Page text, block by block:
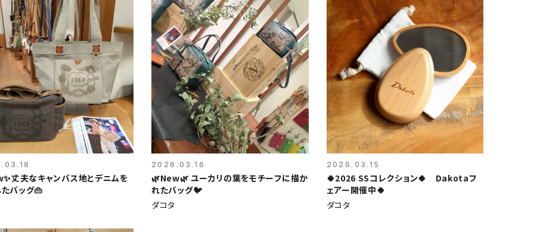
丈夫なキャンバス地とデニムを
バッグ👜
2026.03.16
🌿New🌿 ユーカリの葉をモチーフに描か
れたバッグ🐦️
ダコタ
2026.03.15
🍀2026 SSコレクション🍀 Dakotaフ
ェアー開催中🍀
ダコタ